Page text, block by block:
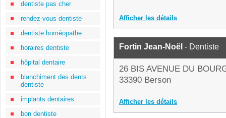
dentiste pas cher
rendez-vous dentiste
dentiste homéopathe
horaires dentiste
hôpital dentaire
blanchiment des dents
dentiste
implants dentaires
bon dentiste
Afficher les détails
Fortin Jean-Noël - Dentiste
26 BIS AVENUE DU
33390 Berson
Afficher les détails